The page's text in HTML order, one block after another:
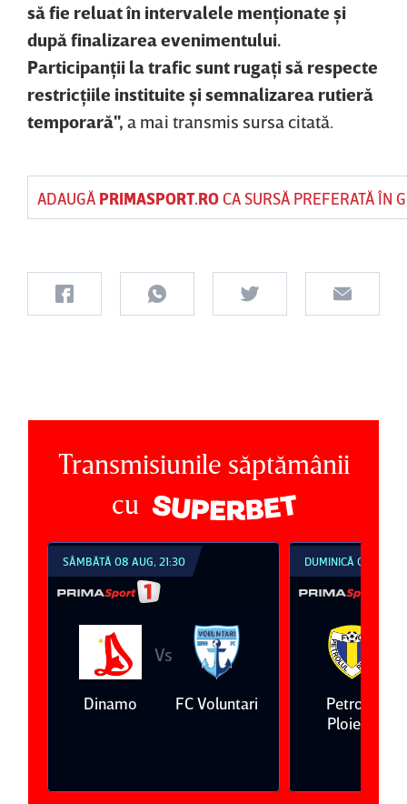
să fie reluat în intervalele menţionate şi
după finalizarea evenimentului.
Participanţii la trafic sunt rugaţi să respecte
restricţiile instituite şi semnalizarea rutieră
temporară", a mai transmis sursa citată.
ADAUGĂ PRIMASPORT.ROCA SURSĂ PREFERATĂ ÎN
Transmisiunile săptămânii
cu
SÂMBĂTĂ 08 AUG, 21:30
Dinamo
Vs
FC Voluntari
DUMINICĂ 09 AUG,
Petrolul
Ploieşti